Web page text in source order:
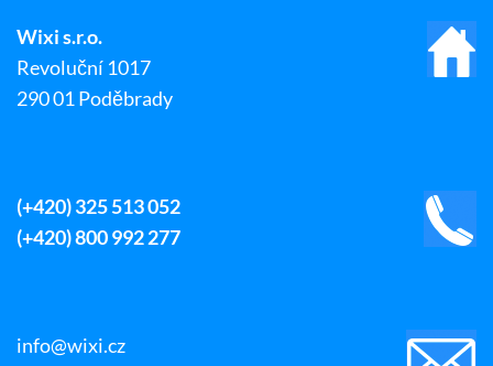
Wixi s.r.o.
Revoluční 1017
290 01 Poděbrady
(+420) 325 513 052
(+420) 800 992 277
info@wixi.cz